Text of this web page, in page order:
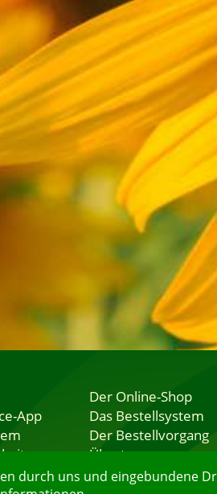
durch uns und eingebundene
App
Der Online-Shop
Das Bestellsystem
Der Bestellvorgang
Übertragung
Testshop